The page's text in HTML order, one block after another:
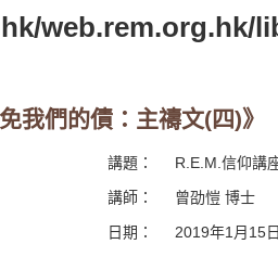
web.rem.org.hk/
我們的債：主禱文(四)》
講題：
R.E.M.信仰講
講師：
曾劭愷 博士
日期：
2019年1月15